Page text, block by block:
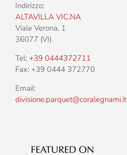
Indirizzo:
ALTAVILLA VIC.NA
Viale Verona, 1
36077 (VI)
Tel: +39 0444372711
Fax: +39 0444 372770
Email:
divisione.parquet@coralegnami.it